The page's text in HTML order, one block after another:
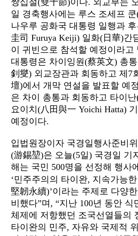
쌍십절(雙十節)이다. 외교부는
일 경축행사에는 루스 조세프 쿤
나우루 공화국 대통령 일행과
圭司 Furuya Keiji) 일화(日華)간
이 귀빈으로 참석할 예정이라고
대통령은 차이잉원(蔡英文) 총
釗燮) 외교장관과 회동하고 제7
壇)에서 개막 연설을 발표할 예
은 차이 총통과 회동하고 타이
요이치(八田與一 Yoichi Hatta)
예정이다.
입법원장이자 국경일행사준비
(游錫堃)은 오늘(5일) 국경일 기
해는 국민 500명을 선정해 행사
‘민주주의의 타이완, 지속가능
堅韌永續)’이라는 주제로 다양
비했다”며, “지난 100년 동안 식
체제에 저항했던 조국선열들의
타이완의 민주, 자유와 국제적